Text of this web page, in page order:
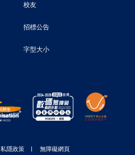
校友
招標公告
字型大小
私隱政策 無障礙網頁